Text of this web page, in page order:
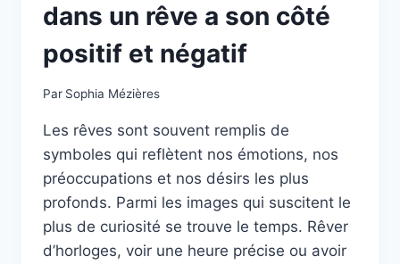
dans un rêve a son côté
positif et négatif
Par Sophia Mézières
Les rêves sont souvent remplis de
symboles qui reflètent nos émotions, nos
préoccupations et nos désirs les plus
profonds. Parmi les images qui suscitent le
plus de curiosité se trouve le temps. Rêver
d’horloges, voir une heure précise ou avoir